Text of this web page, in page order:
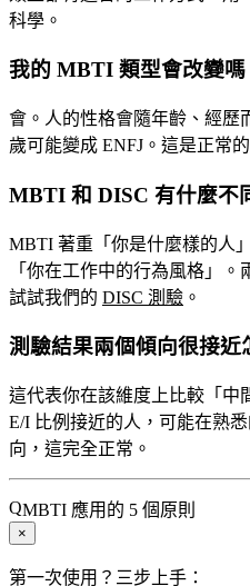
科學。
我的 MBTI 類型會改變嗎
會。人的性格會隨年齡、經歷
歲可能變成 ENFJ。這是正常
MBTI 和 DISC 有什麼不
MBTI 著重「你是什麼樣的人
「你在工作中的行為風格」
試試我們的 DISC 測驗 。
測驗結果兩個傾向很接近
這代表你在該維度上比較「中
E/I 比例接近的人，可能在熟
向，這完全正常。
MBTI 應用的 5 個原則
×
第一次使用？三步上手：